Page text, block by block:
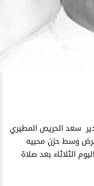
سعد الحريص المطيري
وسط حزن محبيه
الثلاثاء بعد صلاة